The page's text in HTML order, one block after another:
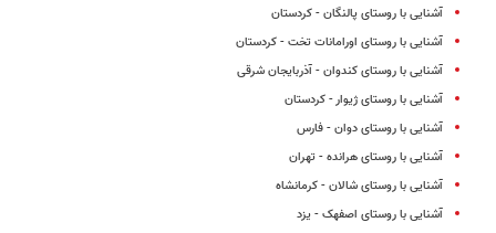
آشنایی با روستای پالنگان - کردستان
آشنایی با روستای اورامانات تخت - کردستان
آشنایی با روستای کندوان - آذربایجان شرقی
آشنایی با روستای ژیوار - کردستان
آشنایی با روستای دوان - فارس
آشنایی با روستای هرانده - تهران
آشنایی با روستای شالان - کرمانشاه
آشنایی با روستای اصفهک - یزد